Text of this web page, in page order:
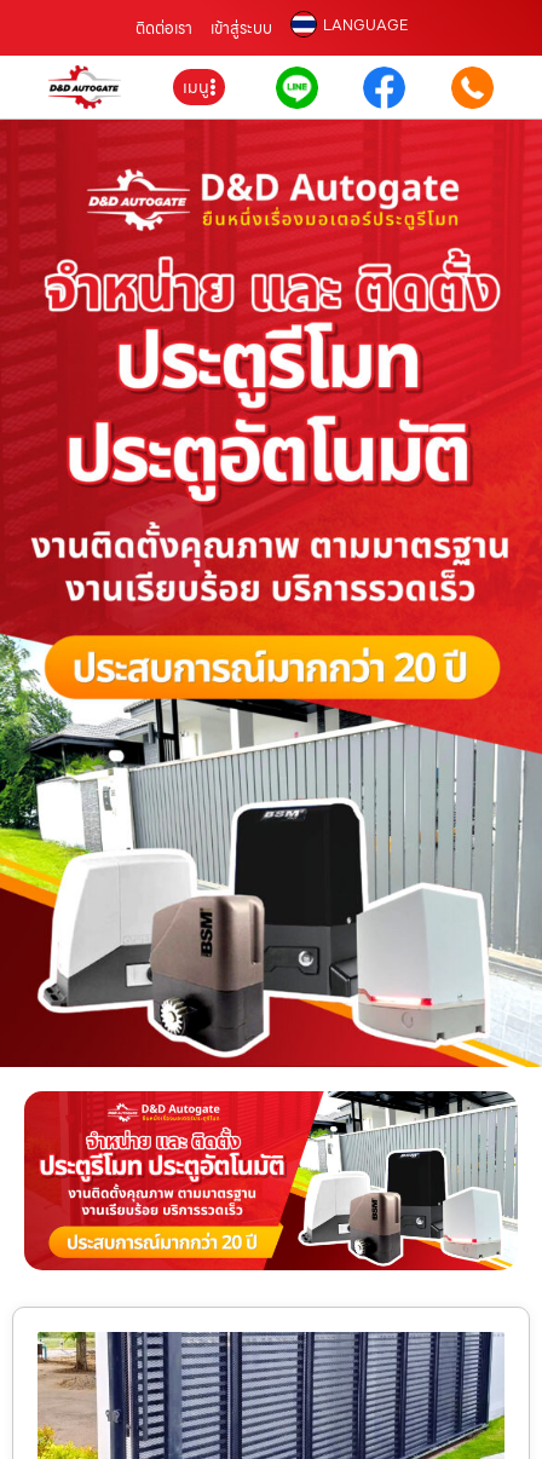
ติดต่อเรา เข้าสู่ระบบ LANGUAGE
เมนู